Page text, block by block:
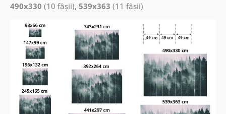
490x330 (10 fâșii), 539x363 (11 fâșii)